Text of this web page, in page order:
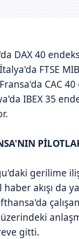
DAX 40
FTSE
CAC
IBEX 35
gerilime
akışı da
gitti.